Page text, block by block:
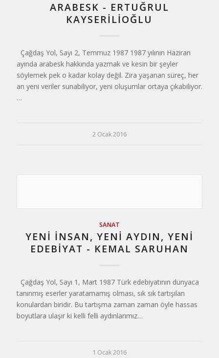
ARABESK - ERTUĞRUL
KAYSERILIOĞLU
Çağdaş Yol, Sayı 2, Temmuz 1987 1987 yılının Haziran
ayında arabesk hakkın­da yazmak ve kesin bir şeyler
söylemek pek o kadar kolay değil. Zira yaşanan süreç, her
an yeni veriler sunabiliyor, yeni oluşumlar ortaya çıkabiliyor.
…
2 Ocak 2016
SANAT
YENİ İNSAN, YENİ AYDIN, YENİ
EDEBİYAT - KEMAL SARUHAN
Çağdaş Yol, Sayı 1, Mart 1987 Türk edebiyatının dünyaca
tanınmış eserler yaratamamış olması, sık sık tartışılan
konulardan biridir. Bu tartışma zaman zaman öyle hassas
boyutlara ulaşır ki kelli felli aydınlarımız…
1 Ocak 2016